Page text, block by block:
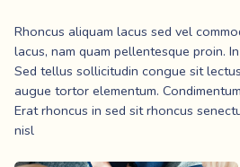
Rhoncus aliquam lacus sed vel
lacus, nam quam pellentesque proin.
Sed tellus sollicitudin congue sit
augue tortor elementum.
Erat rhoncus in sed sit rhoncus
nisl